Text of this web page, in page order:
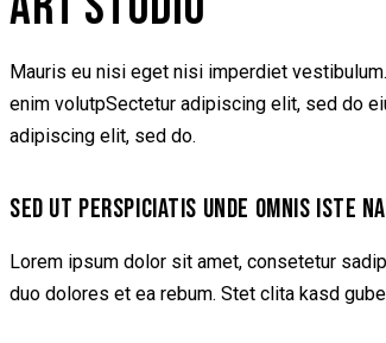
Mauris eu nisi eget nisi imperdiet
enim volutpSectetur adipiscing elit, sed do
adipiscing elit, sed do.
SED UT PERSPICIATIS UNDE OMNIS ISTE
Lorem ipsum dolor sit amet, consetetur
duo dolores et ea rebum. Stet clita kasd